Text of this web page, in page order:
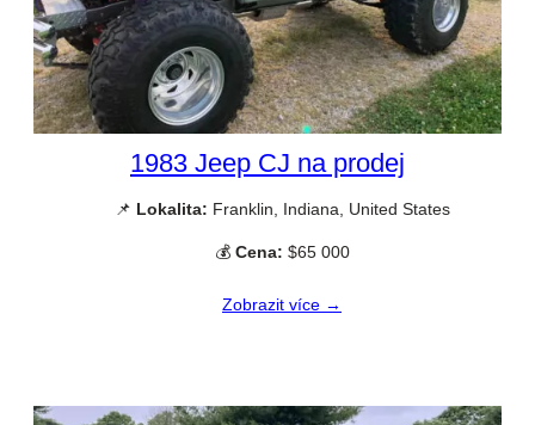
1983 Jeep CJ na prodej
📌 Lokalita: Franklin, Indiana, United States
💰 Cena: $65 000
Zobrazit více →